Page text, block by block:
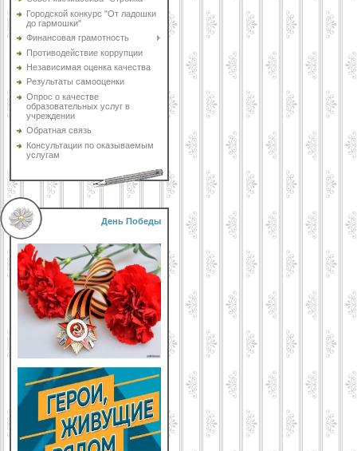
Городской конкурс "От ладошки
до гармошки"
Финансовая грамотность
Противодействие коррупции
Независимая оценка качества
Результаты самооценки
Опрос о качестве
образовательных услуг в
учреждении
Обратная связь
Консультации по оказываемым
услугам
День Победы